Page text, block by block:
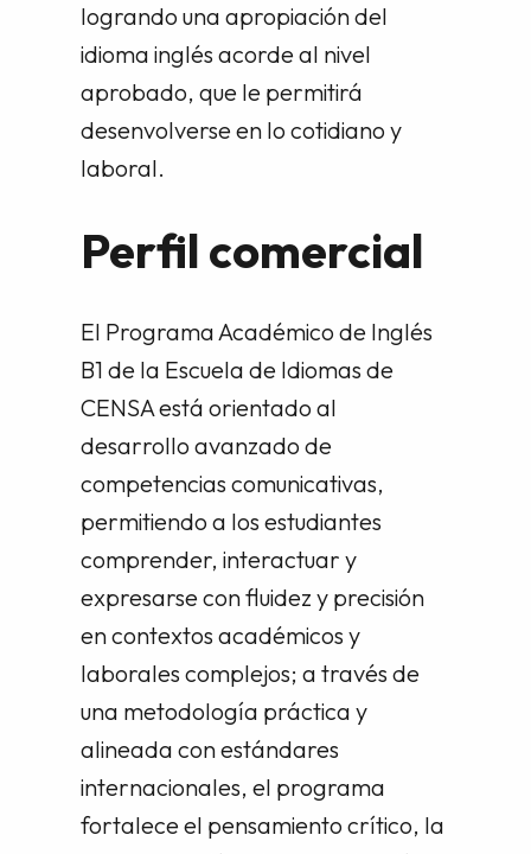
logrando una apropiación del
idioma inglés acorde al nivel
aprobado, que le permitirá
desenvolverse en lo cotidiano y
laboral.
Perfil comercial
El Programa Académico de Inglés
B1 de la Escuela de Idiomas de
CENSA está orientado al
desarrollo avanzado de
competencias comunicativas,
permitiendo a los estudiantes
comprender, interactuar y
expresarse con fluidez y precisión
en contextos académicos y
laborales complejos; a través de
una metodología práctica y
alineada con estándares
internacionales, el programa
fortalece el pensamiento crítico, la